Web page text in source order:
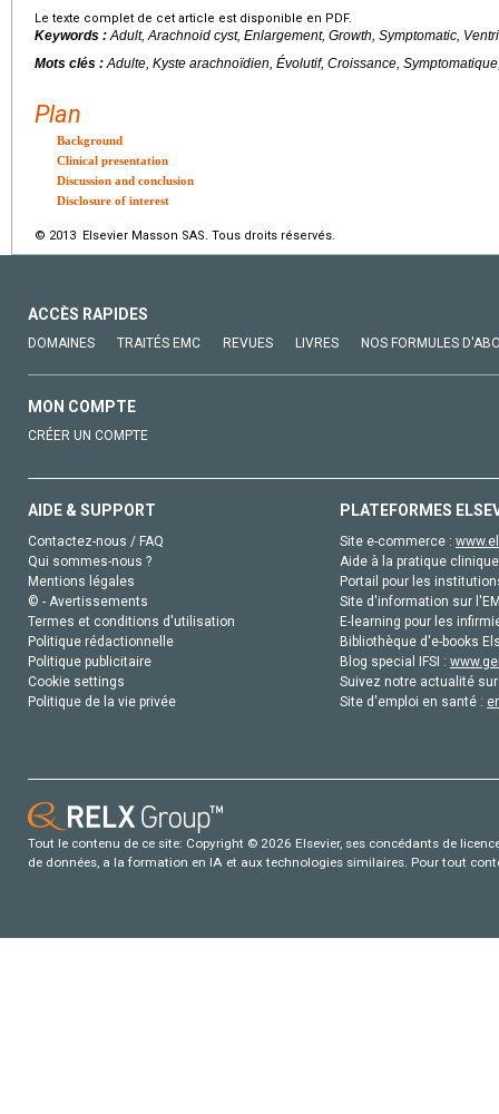
Le texte complet de cet article est disponible en PDF.
Keywords :Adult, Arachnoid cyst, Enlargement, Growth, Symptomatic,
Mots clés :Adulte, Kyste arachnoïdien, Évolutif, Croissance,
Plan
Background
Clinical presentation
Discussion and conclusion
Disclosure of interest
© 2013 Elsevier Masson SAS. Tous droits réservés.
ACCÈS RAPIDES
DOMAINES TRAITÉS EMC REVUES LIVRES NOS FORMULES
MON COMPTE
CRÉER UN COMPTE
AIDE & SUPPORT
Contactez-nous / FAQ
Qui sommes-nous ?
Mentions légales
© - Avertissements
Termes et conditions d'utilisation
Politique rédactionnelle
Politique publicitaire
Cookie settings
Politique de la vie privée
PLATEFORMES
Site e-commerce :
Aide à la pratique
Portail pour les
Site d'information sur
E-learning pour les
Bibliothèque d'e-books
Blog special IFSI :
Suivez notre actualité
Site d'emploi en santé :
Tout le contenu de ce site: Copyright © 2026 Elsevier, ses concédants de
de données, a la formation en IA et aux technologies similaires. Pour tout